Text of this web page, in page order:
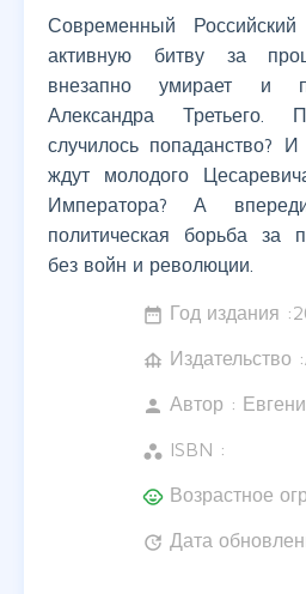
Современный
активную битву за
внезапно умирает и
Александра Третьего.
случилось попаданство?
ждут молодого
Императора? А
политическая борьба за
без войн и революции.
date_range Год издания :
foundation Издательство
person Автор :
workspaces ISBN :
child_care Возрастное
update Дата